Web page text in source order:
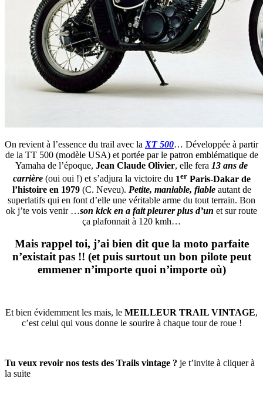
On revient à l’essence du trail avec la XT 500… Développée à partir
de la TT 500 (modèle USA) et portée par le patron emblématique de
Yamaha de l’époque, Jean Claude Olivier, elle fera 13 ans de
carrière (oui oui !) et s’adjura la victoire du 1erParis-Dakar de
l’histoire en 1979(C. Neveu). Petite, maniable, fiableautant de
superlatifs qui en font d’elle une véritable arme du tout terrain. Bon
ok j’te vois venir …son kick en a fait pleurer plus d’un et sur route
ça plafonnait à 120 kmh…
Mais rappel toi, j’ai bien dit que la moto parfaite
n’existait pas !! (et puis surtout un bon pilote peut
emmener n’importe quoi n’importe où)
Et bien évidemment les mais, le MEILLEUR TRAIL VINTAGE,
c’est celui qui vous donne le sourire à chaque tour de roue !
Tu veux revoir nos tests des Trails vintage ? je t’invite à cliquer à
la suite